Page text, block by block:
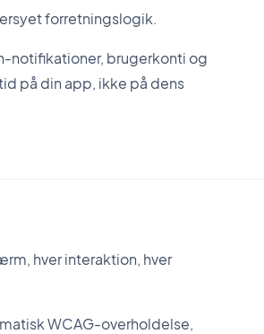
forretningslogik.
notifikationer, brugerkonti og
på din app, ikke på dens
hver interaktion, hver
WCAG-overholdelse,